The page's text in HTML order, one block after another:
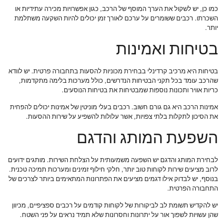
כמו כן, יש לשקול את הערך המוסף של הרכב, כגון אפשרויות מכירה עתידיות או
השכרתו. רכבים ששומרים על ערכם לאורך זמן יכולים להיות השקעה משתלמת
יותר.
בטיחות ואמינות
בטיחות היא מרכיב קרדינלי בבחירת מכוניות להסעות בתחבורה פרטית. יש לוודא
שהרכב עומד בכל תקני הבטיחות הנדרשים, כולל מערכות בלימה מתקדמות,
כריות אוויר ותכונות נוספות שמבטיחות את בטיחות הנוסעים.
אמינות הרכב היא גם גורם חשוב. רכבים בעלי מוניטין של אמינות יכולים להפחית
את הסיכון לתקלות בלתי צפויות, אשר עלולות להשפיע על שירות ההסעות.
השפעת המותג והדגם
לבחירת המותג והדגם יש השפעה משמעותית על הצלחת השירות. מותגים ידועים
לרוב מציעים שירות לקוחות טוב יותר, חלקי חילוף זמינים ומערכות תמיכה טכנית.
בנוסף, יש לבדוק אילו דגמים מציעים את הפתרונות המתאימים ביותר לצרכים של
התחבורה הפרטית.
יש להקדיש תשומת לב לביקורות של לקוחות קודמים על רכבים ספציפיים, מכיוון
שהן עשויות לשפוך אור על יתרונות וחסרונות שלא תמיד נראים על פני השטח.